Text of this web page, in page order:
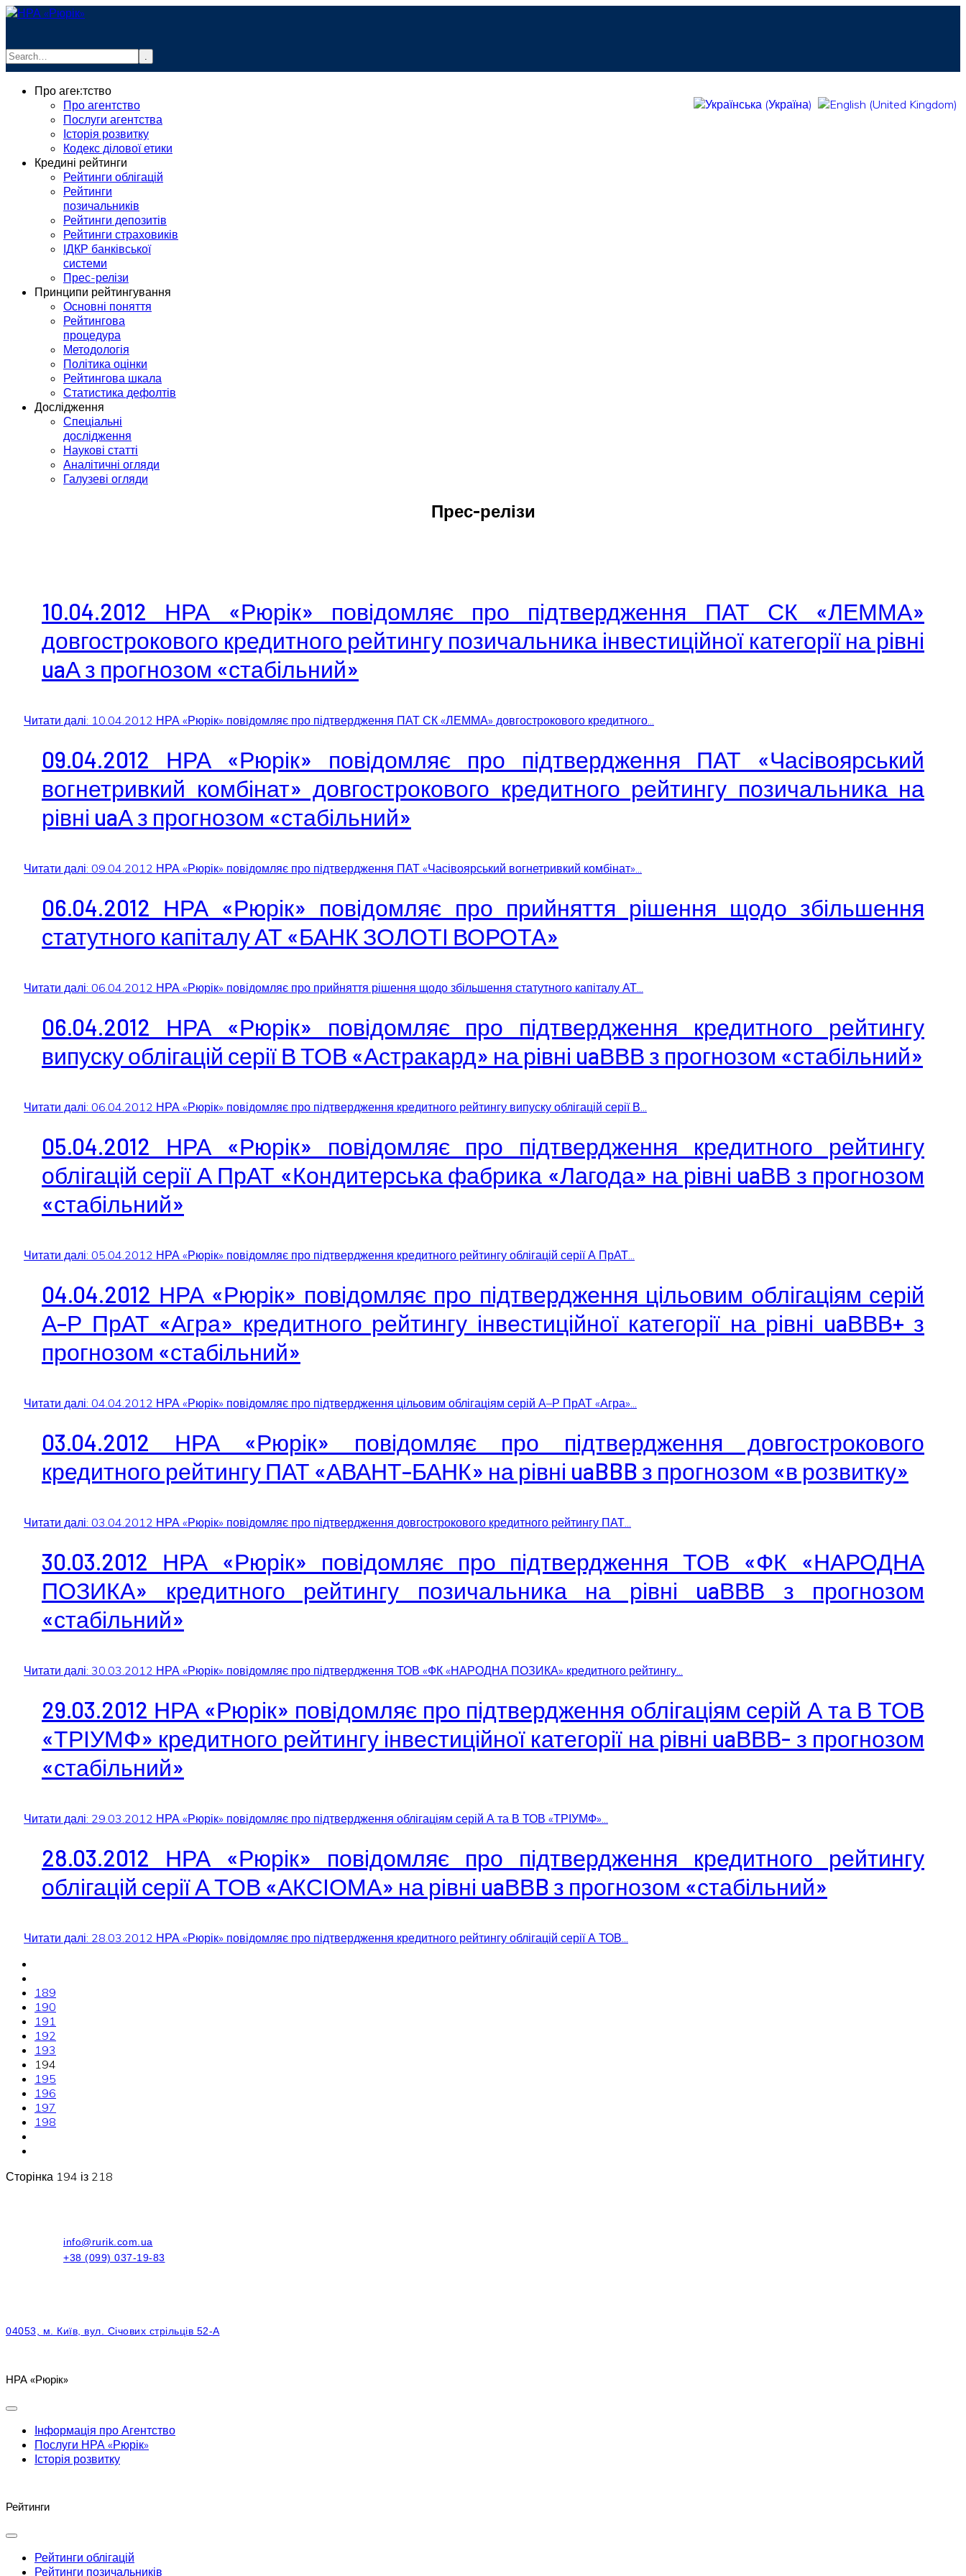
.
info@rurik.com.ua
Про агентство
Про агентство
Послуги агентства
Історія розвитку
Кодекс ділової етики
Кредині рейтинги
Рейтинги облігацій
Рейтинги
позичальників
Рейтинги депозитів
Рейтинги страховиків
ІДКР банківської
системи
Прес-релізи
Принципи рейтингування
Основні поняття
Рейтингова
процедура
Методологія
Політика оцінки
Рейтингова шкала
Статистика дефолтів
Дослідження
Спеціальні
дослідження
Наукові статті
Аналітичні огляди
Галузеві огляди
Прес-релізи
10.04.2012 НРА «Рюрік» повідомляє про підтвердження ПАТ СК «ЛЕММА»
довгострокового кредитного рейтингу позичальника інвестиційної категорії на рівні
uaА з прогнозом «стабільний»
Читати далі: 10.04.2012 НРА «Рюрік» повідомляє про підтвердження ПАТ СК «ЛЕММА» довгострокового кредитного...
09.04.2012 НРА «Рюрік» повідомляє про підтвердження ПАТ «Часівоярський
вогнетривкий комбінат» довгострокового кредитного рейтингу позичальника на
рівні uaА з прогнозом «стабільний»
Читати далі: 09.04.2012 НРА «Рюрік» повідомляє про підтвердження ПАТ «Часівоярський вогнетривкий комбінат»...
06.04.2012 НРА «Рюрік» повідомляє про прийняття рішення щодо збільшення
статутного капіталу АТ «БАНК ЗОЛОТІ ВОРОТА»
Читати далі: 06.04.2012 НРА «Рюрік» повідомляє про прийняття рішення щодо збільшення статутного капіталу АТ...
06.04.2012 НРА «Рюрік» повідомляє про підтвердження кредитного рейтингу
випуску облігацій серії В ТОВ «Астракард» на рівні uaВВВ з прогнозом «стабільний»
Читати далі: 06.04.2012 НРА «Рюрік» повідомляє про підтвердження кредитного рейтингу випуску облігацій серії В...
05.04.2012 НРА «Рюрік» повідомляє про підтвердження кредитного рейтингу
облігацій серії А ПрАТ «Кондитерська фабрика «Лагода» на рівні uaВВ з прогнозом
«стабільний»
Читати далі: 05.04.2012 НРА «Рюрік» повідомляє про підтвердження кредитного рейтингу облігацій серії А ПрАТ...
04.04.2012 НРА «Рюрік» повідомляє про підтвердження цільовим облігаціям серій
А–Р ПрАТ «Агра» кредитного рейтингу інвестиційної категорії на рівні uaВВВ+ з
прогнозом «стабільний»
Читати далі: 04.04.2012 НРА «Рюрік» повідомляє про підтвердження цільовим облігаціям серій А–Р ПрАТ «Агра»...
03.04.2012 НРА «Рюрік» повідомляє про підтвердження довгострокового
кредитного рейтингу ПАТ «АВАНТ–БАНК» на рівні uaBBB з прогнозом «в розвитку»
Читати далі: 03.04.2012 НРА «Рюрік» повідомляє про підтвердження довгострокового кредитного рейтингу ПАТ...
30.03.2012 НРА «Рюрік» повідомляє про підтвердження ТОВ «ФК «НАРОДНА
ПОЗИКА» кредитного рейтингу позичальника на рівні uaВВВ з прогнозом
«стабільний»
Читати далі: 30.03.2012 НРА «Рюрік» повідомляє про підтвердження ТОВ «ФК «НАРОДНА ПОЗИКА» кредитного рейтингу...
29.03.2012 НРА «Рюрік» повідомляє про підтвердження облігаціям серій А та В ТОВ
«ТРІУМФ» кредитного рейтингу інвестиційної категорії на рівні uaВВВ- з прогнозом
«стабільний»
Читати далі: 29.03.2012 НРА «Рюрік» повідомляє про підтвердження облігаціям серій А та В ТОВ «ТРІУМФ»...
28.03.2012 НРА «Рюрік» повідомляє про підтвердження кредитного рейтингу
облігацій серії А ТОВ «АКСІОМА» на рівні uaВВB з прогнозом «стабільний»
Читати далі: 28.03.2012 НРА «Рюрік» повідомляє про підтвердження кредитного рейтингу облігацій серії А ТОВ...
189
190
191
192
193
194
195
196
197
198
Сторінка 194 із 218
info@rurik.com.ua
+38 (099) 037-19-83
04053, м. Київ, вул. Січових стрільців 52-А
НРА «Рюрік»
Інформація про Агентство
Послуги НРА «Рюрік»
Історія розвитку
Рейтинги
Рейтинги облігацій
Рейтинги позичальників